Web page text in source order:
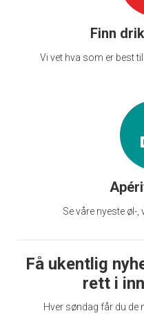
Finn
Vi vet hva som er best
Se våre nyeste øl-,
Få ukentlig
rett i
Hver søndag får du de